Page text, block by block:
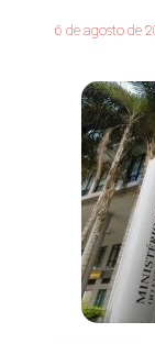
6 de agosto de